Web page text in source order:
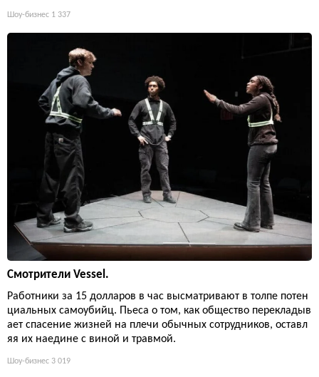
Шоу-бизнес 1 337
Смотрители Vessel.
Работники за 15 долларов в час высматривают в толпе потен
циальных самоубийц. Пьеса о том, как общество перекладыв
ает спасение жизней на плечи обычных сотрудников, оставл
яя их наедине с виной и травмой.
Шоу-бизнес 3 019